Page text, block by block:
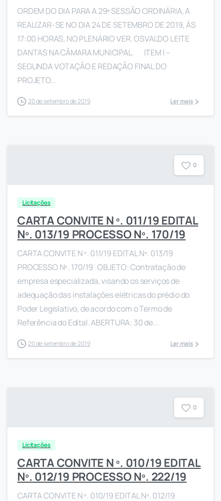
ORDEM DO DIA PARA A 29ª SESSÃO ORDINÁRIA, A
REALIZAR-SE NO DIA 24 DE SETEMBRO DE 2019, ÀS
17:00 HORAS, NO PLENÁRIO VER. OSVALDO LEITE
DANTAS NA CÂMARA MUNICIPAL. ITEM I –
SEGUNDA VOTAÇÃO E REDAÇÃO FINAL DO
PROJETO...
20 de setembro de 2019 Ler mais
0
Licitações
CARTA CONVITE N º. 011/19 EDITAL
Nº. 013/19 PROCESSO Nº. 170/19
CARTA CONVITE N º. 011/19 EDITAL Nº. 013/19
PROCESSO Nº. 170/19 OBJETO: Contratação de
empresa especializada, visando os serviços de
adequação das instalações elétricas do prédio do
Poder Legislativo, de acordo com o Termo de
Referência do Edital. ABERTURA: 30 de...
20 de setembro de 2019 Ler mais
0
Licitações
CARTA CONVITE N º. 010/19 EDITAL
Nº. 012/19 PROCESSO Nº. 222/19
CARTA CONVITE N º. 010/19 EDITAL Nº. 012/19